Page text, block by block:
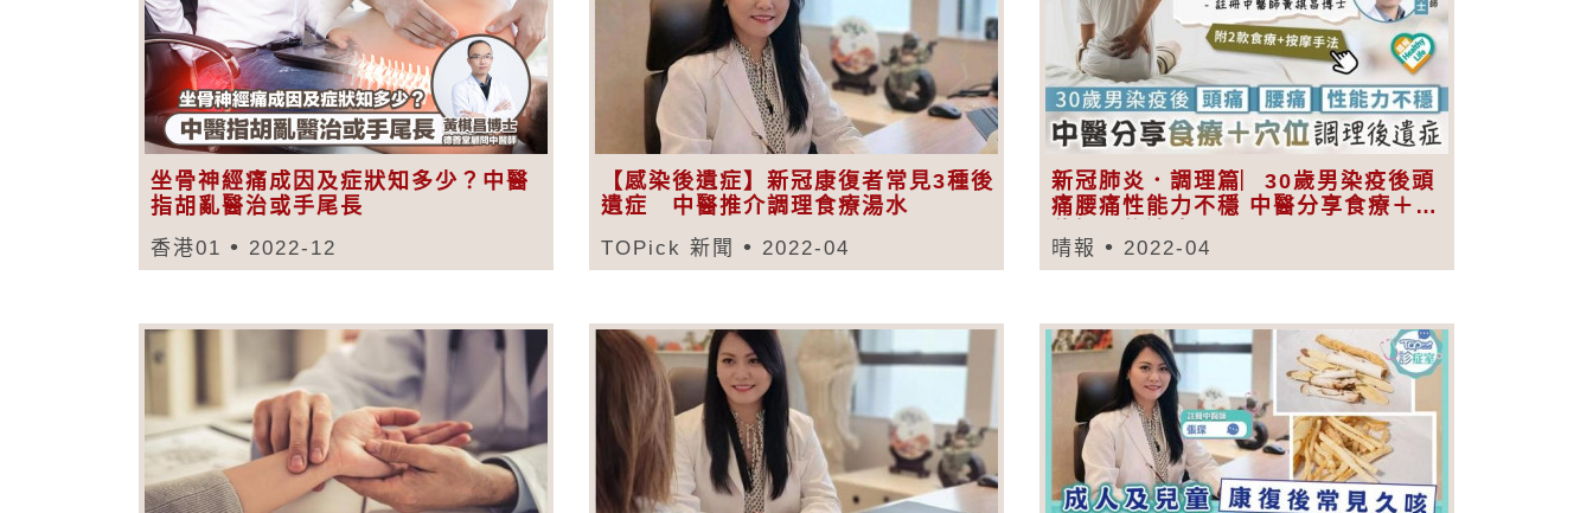
坐骨神經痛成因及症狀知多少？中醫
指胡亂醫治或手尾長
香港01 2022-12
【感染後遺症】新冠康復者常見3種後
遺症 中醫推介調理食療湯水
TOPick 新聞 2022-04
新冠肺炎．調理篇︳30歲男染疫後頭
痛腰痛性能力不穩 中醫分享食療＋穴
晴報 2022-04